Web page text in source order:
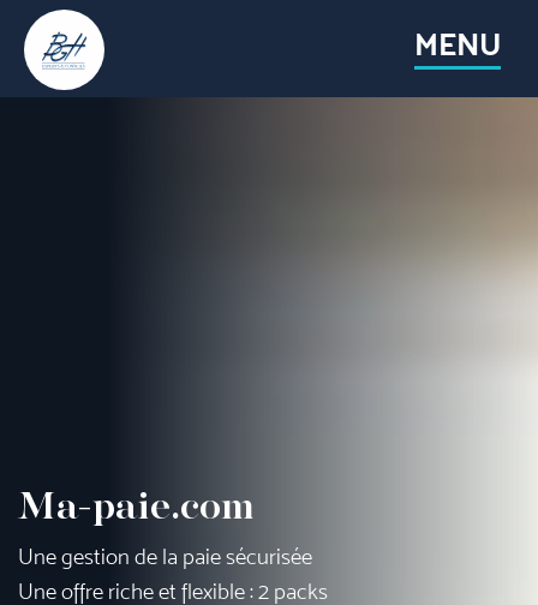
Allez au contenu
MENU
Ma-paie.com
Une gestion de la paie sécurisée
Une offre riche et flexible : 2 packs